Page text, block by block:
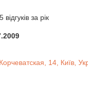
за рік
14, Київ,